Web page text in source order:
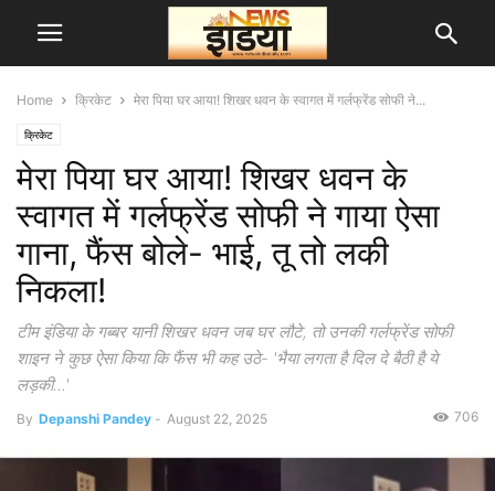
Home क्रिकेट मेरा पिया घर आया! शिखर धवन के स्वागत में गर्लफ्रेंड सोफी ने...
क्रिकेट
मेरा पिया घर आया! शिखर धवन के
स्वागत में गर्लफ्रेंड सोफी ने गाया ऐसा
गाना, फैंस बोले- भाई, तू तो लकी
निकला!
टीम इंडिया के गब्बर यानी शिखर धवन जब घर लौटे, तो उनकी गर्लफ्रेंड सोफी
शाइन ने कुछ ऐसा किया कि फैंस भी कह उठे- 'भैया लगता है दिल दे बैठी है ये
लड़की...'
By Depanshi Pandey - August 22, 2025 706